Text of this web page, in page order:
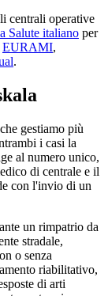
centrali operative
Salute italiano per
EURAMI,
.
che gestiamo più
i casi la
al numero unico,
di centrale e il
con l'invio di un
un rimpatrio da
stradale,
o senza
riabilitativo,
di arti